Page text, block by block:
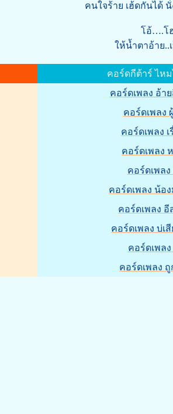
คนใจร้าย เฮ้ดกันได้ นั่
โอ้….โ
ให้น้ำตาอ้าย..
คอร์ดกีต้าร์ ไห
คอร์ดเพลง อ้า
คอร์ดเพลง
คอร์ดเพลง เ
คอร์ดเพลง
คอร์ดเพลง
คอร์ดเพลง น้อ
คอร์ดเพลง อี
คอร์ดเพลง บ่เ
คอร์ดเพล
คอร์ดเพลง